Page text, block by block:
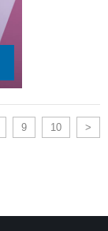
9 10 >